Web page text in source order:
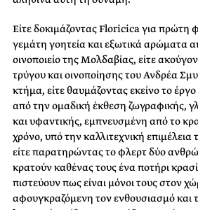
Είτε δοκιμάζονταςFloricicaγια πρώτη
γεμάτη γοητεία και εξωτικά αρώματα
οινοποιείο της Μολδαβίας, είτε
τρύγου και οινοποίησης του Ανδρέα
κτήμα, είτε θαυμάζοντας εκείνο το
από την ομαδική έκθεση ζωγραφικής,
και υφαντικής, εμπνευσμένη από το
χρόνο, υπό την καλλιτεχνική επιμέλεια
είτε παρατηρώντας το φλερτ δύο
κρατούν καθένας τους ένα ποτήρι κρασί
πιστεύουν πως είναι μόνοι τους στον
αφουγκραζόμενη τον ενθουσιασμό και